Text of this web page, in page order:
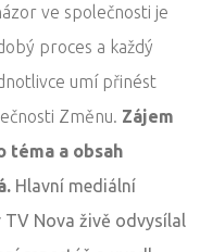
ve společnosti je
proces a každý
umí přinést
Změnu. Zájem
téma a obsah
Hlavní mediální
TV Nova živě odvysílal